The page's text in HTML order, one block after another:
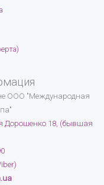
ООО "Международная
Дорошенко 18, (бывшая